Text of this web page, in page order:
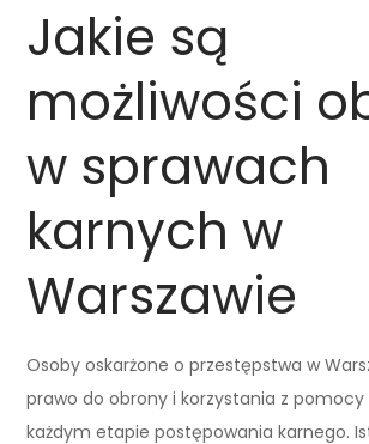
Jakie są
możliwości
w sprawach
karnych w
Warszawie
Osoby oskarżone o przestępstwa w
prawo do obrony i korzystania z pomocy
każdym etapie postępowania karnego.